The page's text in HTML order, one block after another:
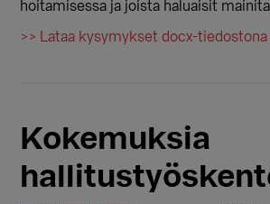
hoitamisessa ja joista haluaisit
>> Lataa kysymykset docx-tiedostona
Kokemuksia